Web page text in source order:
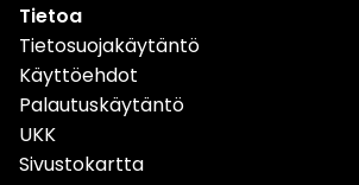
Tietoa
Tietosuojakäytäntö
Käyttöehdot
Palautuskäytäntö
UKK
Sivustokartta